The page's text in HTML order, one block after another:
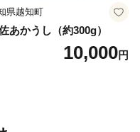
県越知町
あかうし（約300g）
10,000円